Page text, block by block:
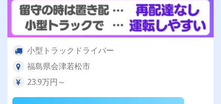
小型トラックドライバー
福島県会津若松市
23.9万円～